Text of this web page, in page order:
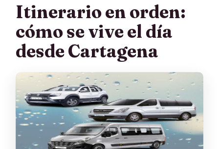
Itinerario en orden:
cómo se vive el día
desde Cartagena